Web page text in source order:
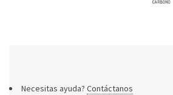
Necesitas ayuda? Contáctanos